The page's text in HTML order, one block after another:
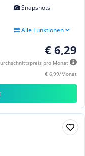
Snapshots
Alle Funktionen
€ 6,29
pro Monat
€ 6,99/Monat